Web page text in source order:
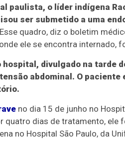
paulista, o líder indígena
ser submetido a uma
Esse quadro, diz o boletim
ele se encontra internado,
divulgado na tarde
abdominal. O
no dia 15 de junho no
quatro dias de tratamento, ele
no Hospital São Paulo, da